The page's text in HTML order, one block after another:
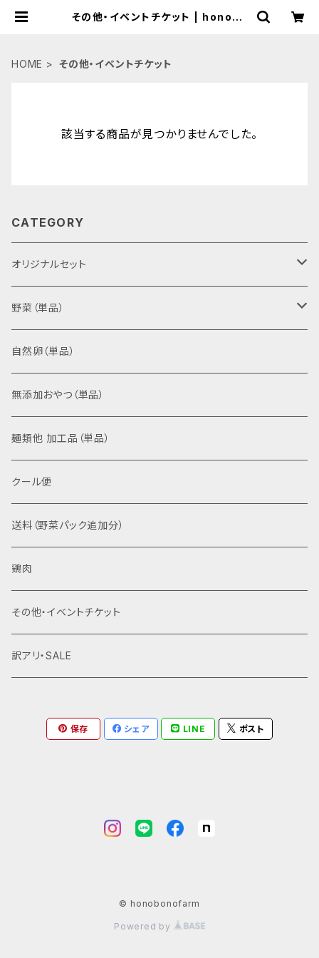
その他・イベントチケット | honobo
HOME その他・イベントチケット
該当する商品が見つかりませんでした。
CATEGORY
オリジナルセット
野菜、卵セット
加工品セット
お米、野菜、卵セット
苗セット
お米、卵セット
野菜（単品）
根菜こんさい、いつもの根菜
自然卵（単品）
無添加おやつ（単品）
麺類他 加工品（単品）
クール便
送料（野菜パック追加分）
鶏肉
その他・イベントチケット
訳アリ・SALE
保存 シェア LINE ポスト
© honobonofarm
Powered by